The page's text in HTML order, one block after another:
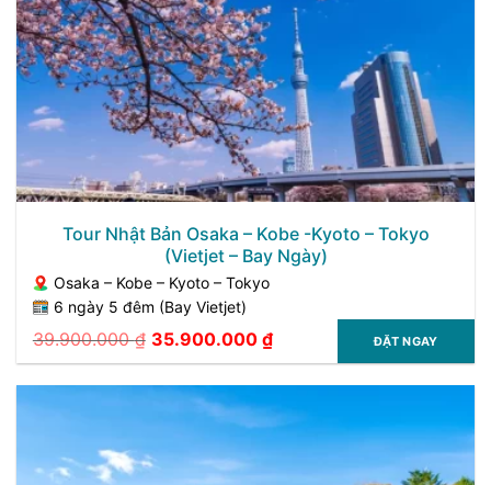
Tour Nhật Bản Osaka – Kobe -Kyoto – Tokyo
(Vietjet – Bay Ngày)
Osaka – Kobe – Kyoto – Tokyo
6 ngày 5 đêm (Bay Vietjet)
39.900.000₫ Giá
gốc
là:
39.900.000 ₫.
35.900.000 ₫
Giá
hiện
tại
là:
35.900.000 ₫.
ĐẶT NGAY